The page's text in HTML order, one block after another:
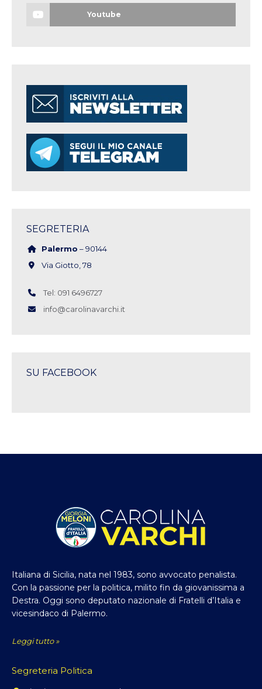
Youtube
SEGRETERIA
Palermo – 90144
Via Giotto, 78
Tel: 091 6496727
info@carolinavarchi.it
SU FACEBOOK
Italiana di Sicilia, nata nel 1983, sono avvocato penalista.
Con la passione per la politica, milito fin da giovanissima a
Destra. Oggi sono deputato nazionale di Fratelli d’Italia e
vicesindaco di Palermo.
Leggi tutto »
Segreteria Politica